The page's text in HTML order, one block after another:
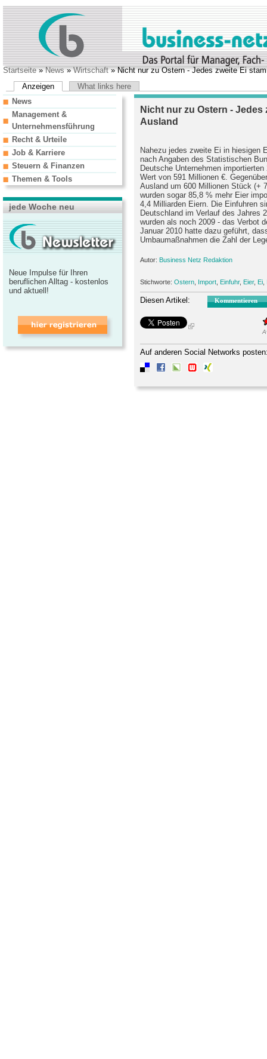
Startseite»News»Wirtschaft» Nicht nur zu Ostern - Jedes zweite Ei
Anzeigen
What links here
Nicht nur zu Ostern -
Ausland
Nahezu jedes zweite Ei in hiesigen
nach Angaben des Statistischen
Deutsche Unternehmen
Wert von 591 Millionen €.
Ausland um 600 Millionen Stück (+
wurden sogar 85,8 % mehr Eier
4,4 Milliarden Eiern. Die Einfuhren
Deutschland im Verlauf des Jahres
wurden als noch 2009 - das Verbot
Januar 2010 hatte dazu geführt,
Umbaumaßnahmen die Zahl der
Autor: Business Netz Redaktion
Stichworte: Ostern Import Einfuhr, Eier, Ei
Diesen Artikel: Kommentieren
Auf anderen Social Networks
News
Management &
Unternehmensführung
Recht & Urteile
Job & Karriere
Steuern & Finanzen
Themen & Tools
jede Woche neu
Neue Impulse für Ihren
beruflichen Alltag - kostenlos
und aktuell!